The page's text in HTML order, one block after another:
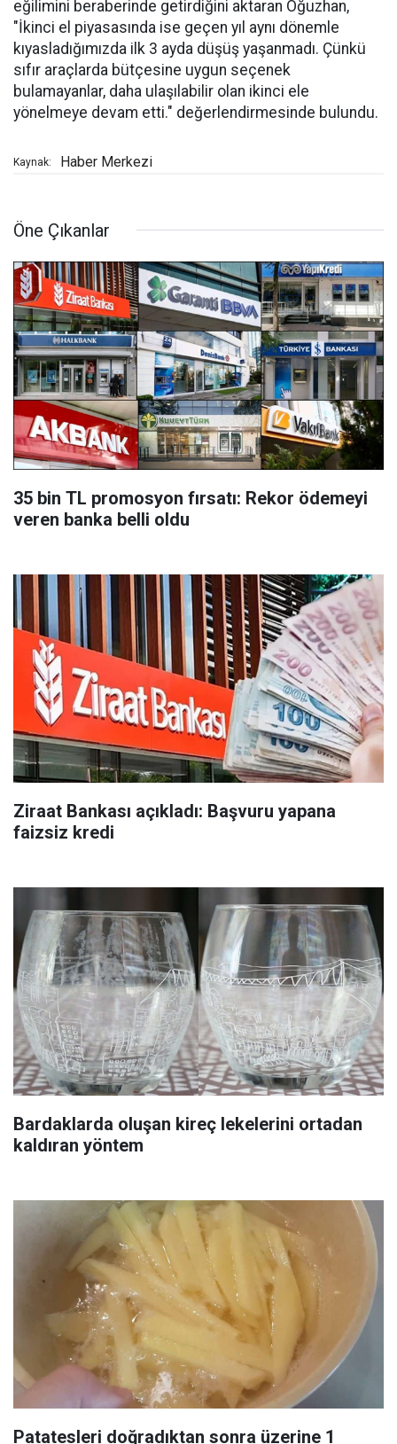
eğilimini beraberinde getirdiğini aktaran Oğuzhan,
"İkinci el piyasasında ise geçen yıl aynı dönemle
kıyasladığımızda ilk 3 ayda düşüş yaşanmadı. Çünkü
sıfır araçlarda bütçesine uygun seçenek
bulamayanlar, daha ulaşılabilir olan ikinci ele
yönelmeye devam etti." değerlendirmesinde bulundu.
Kaynak: Haber Merkezi
Öne Çıkanlar
35 bin TL promosyon fırsatı: Rekor ödemeyi
veren banka belli oldu
Ziraat Bankası açıkladı: Başvuru yapana
faizsiz kredi
Bardaklarda oluşan kireç lekelerini ortadan
kaldıran yöntem
Patatesleri doğradıktan sonra üzerine 1